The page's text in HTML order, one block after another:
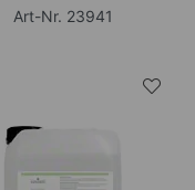
Art-Nr. 23941